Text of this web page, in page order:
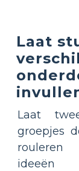
Laat
Laat
groepjes
rouleren
ideeën